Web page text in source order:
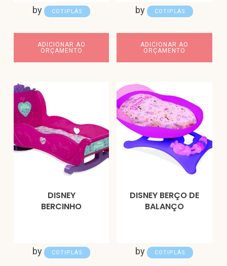
by COTIPLÁS
ADICIONAR AO
ORÇAMENTO
by COTIPLÁS
ADICIONAR AO
ORÇAMENTO
DISNEY
BERCINHO
by COTIPLÁS
DISNEY BERÇO DE
BALANÇO
by COTIPLÁS